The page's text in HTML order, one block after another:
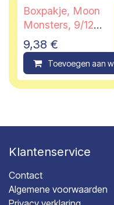
Boxpakje, Moon
Monsters, 9/12
maanden
9,38 €
Toevoegen aan
Klantenservice
Contact
Algemene voorwaarden